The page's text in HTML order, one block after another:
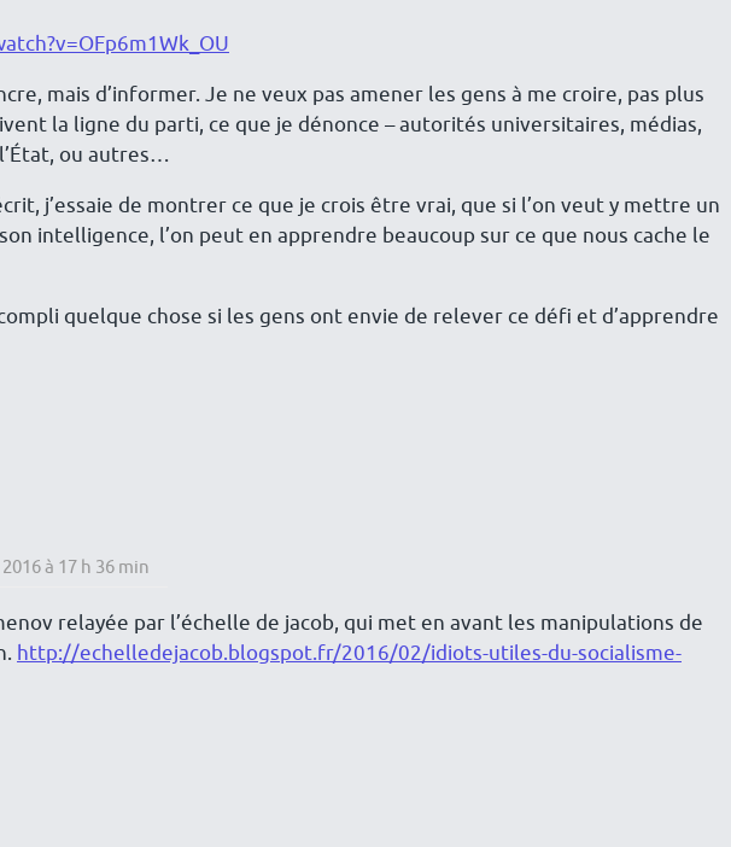
mais d’informer. Je ne veux pas amener les gens à me croire, pas plus
la ligne du parti, ce que je dénonce – autorités universitaires, médias,
ou autres…
j’essaie de montrer ce que je crois être vrai, que si l’on veut y mettre un
intelligence, l’on peut en apprendre beaucoup sur ce que nous cache le
quelque chose si les gens ont envie de relever ce défi et d’apprendre
à 17 h 36 min
relayée par l’échelle de jacob, qui met en avant les manipulations de
http://echelledejacob.blogspot.fr/2016/02/idiots-utiles-du-socialisme-